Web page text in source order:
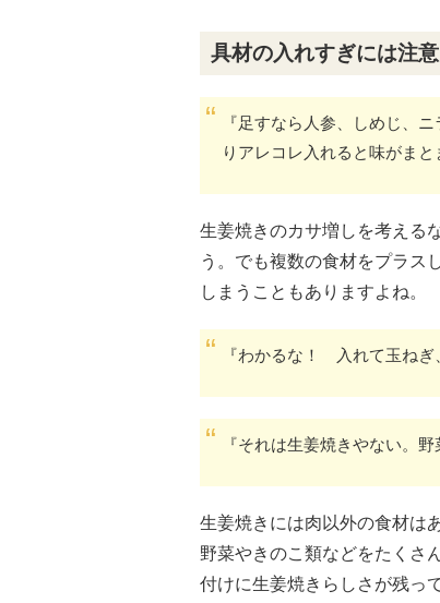
具材の入れすぎには注意
『足すなら人参、しめじ、
りアレコレ入れると味がまと
生姜焼きのカサ増しを考える
う。でも複数の食材をプラス
しまうこともありますよね。
『わかるな！ 入れて玉ねぎ
『それは生姜焼きやない。野
生姜焼きには肉以外の食材は
野菜やきのこ類などをたくさ
付けに生姜焼きらしさが残っ